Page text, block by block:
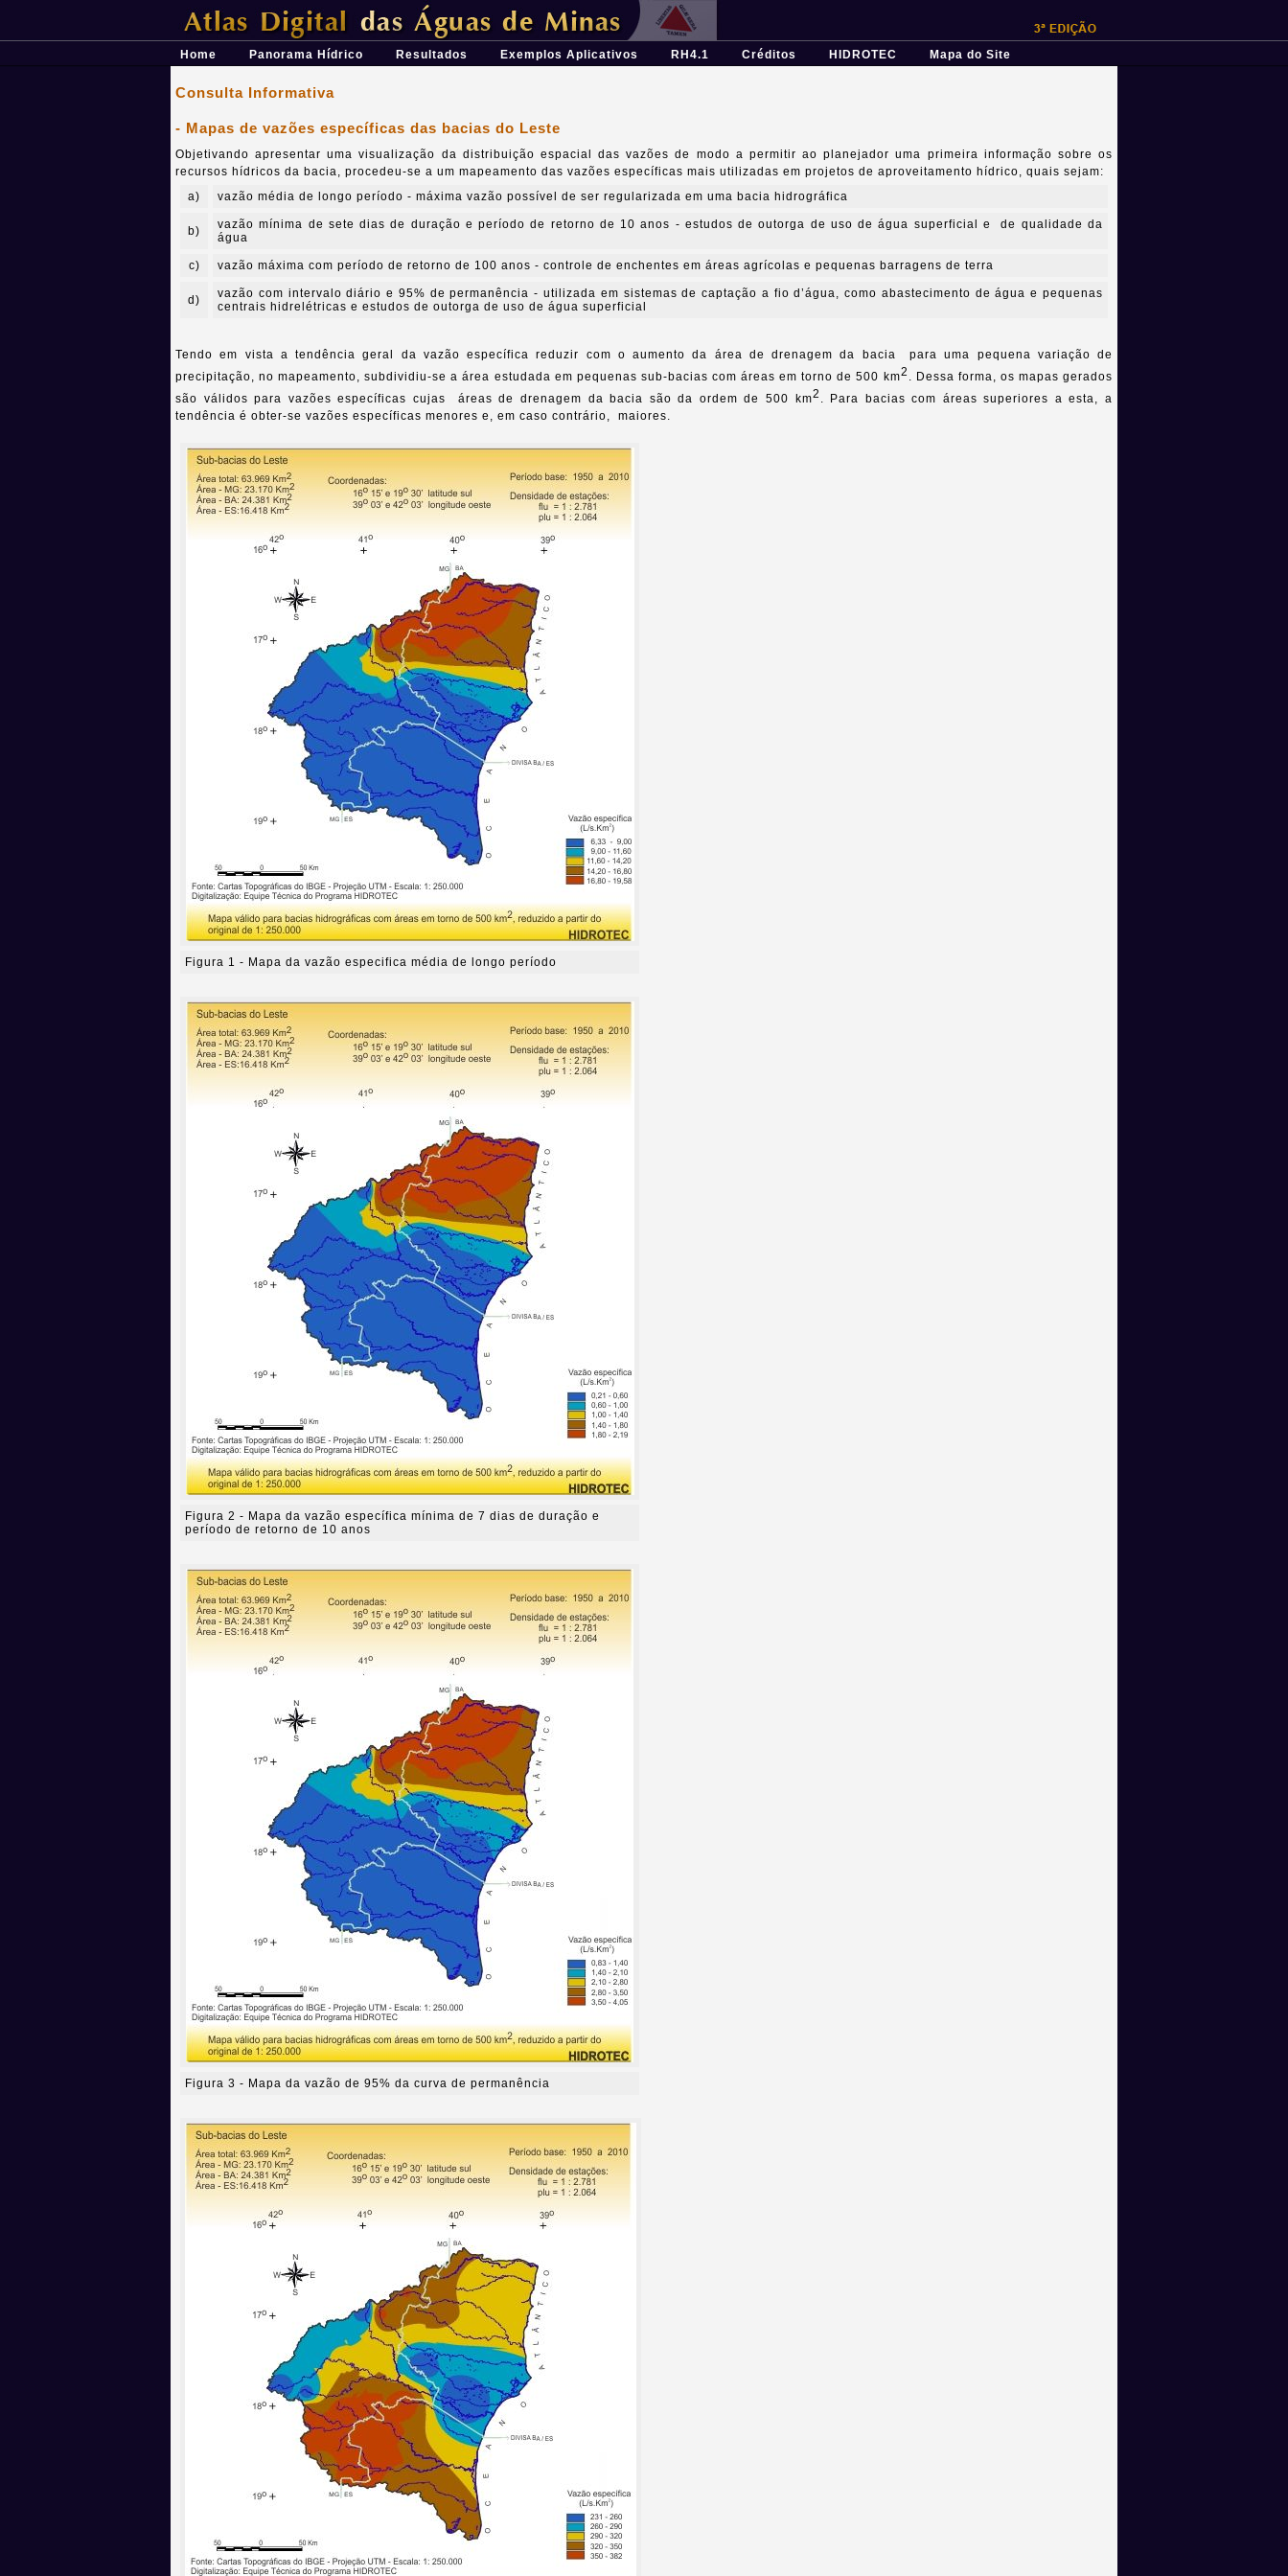
Átlas Digital das Águas de Minas - Uma ferramenta para o planejamento e gestão dos recursos hídricos
Home Panorama Hídrico Resultados Exemplos Aplicativos RH4.1 Créditos HIDROTEC Mapa do Site
Consulta Informativa
- Mapas de vazões específicas das bacias do Leste
Objetivando apresentar uma visualização da distribuição espacial das vazões de modo a permitir ao planejador uma primeira informação sobre os
recursos hídricos da bacia, procedeu-se a um mapeamento das vazões específicas mais utilizadas em projetos de aproveitamento hídrico, quais sejam:
a)
vazão média de longo período - máxima vazão possível de ser regularizada em uma bacia hidrográfica
b)
vazão mínima de sete dias de duração e período de retorno de 10 anos - estudos de outorga de uso de água superficial e de qualidade da
água
c) vazão máxima com período de retorno de 100 anos - controle de enchentes em áreas agrícolas e pequenas barragens de terra
d)
vazão com intervalo diário e 95% de permanência - utilizada em sistemas de captação a fio d’água, como abastecimento de água e pequenas
centrais hidrelétricas e estudos de outorga de uso de água superficial
Tendo em vista a tendência geral da vazão específica reduzir com o aumento da área de drenagem da bacia para uma pequena variação de
precipitação, no mapeamento, subdividiu-se a área estudada em pequenas sub-bacias com áreas em torno de 500 km2 . Dessa forma, os mapas gerados
são válidos para vazões específicas cujas áreas de drenagem da bacia são da ordem de 500 km2 . Para bacias com áreas superiores a esta, a
tendência é obter-se vazões específicas menores e, em caso contrário, maiores.
Figura 1 - Mapa da vazão especifica média de longo período
Figura 2 - Mapa da vazão específica mínima de 7 dias de duração e
período de retorno de 10 anos
Figura 3 - Mapa da vazão de 95% da curva de permanência